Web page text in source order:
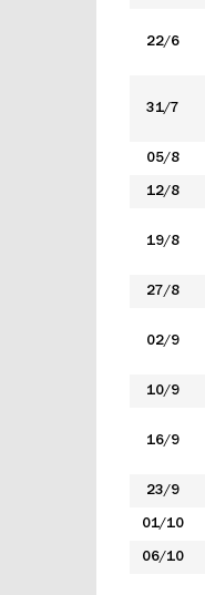
22/6
31/7
05/8
12/8
19/8
27/8
02/9
10/9
16/9
23/9
01/10
06/10